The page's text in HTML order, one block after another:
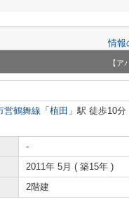
情報
【ア
営鶴舞線 「 植田 」駅 徒歩10分
-
2011年 5月 ( 築15年 )
2階建